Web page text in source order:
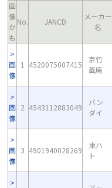
画
像
か
も
No. JANCD
メーカー
名
画
像
1 4520075007415
京竹
風庵
画
像
2 4543112883049
バン
ダイ
画
像
3 4901940028269
東ハ
ト